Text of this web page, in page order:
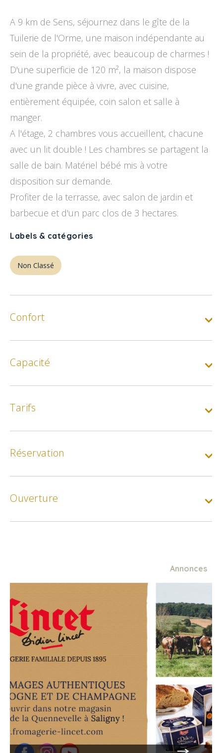
A 9 km de Sens, séjournez dans le gîte de la
Tuilerie de l'Orme, une maison indépendante au
sein de la propriété, avec beaucoup de charmes !
D'une superficie de 120 m², la maison dispose
d'une grande pièce à vivre, avec cuisine,
entièrement équipée, coin salon et salle à
manger.
A l'étage, 2 chambres vous accueillent, chacune
avec un lit double ! Les chambres se partagent la
salle de bain. Matériel bébé mis à votre
disposition sur demande.
Profiter de la terrasse, avec salon de jardin et
barbecue et d'un parc clos de 3 hectares.
Labels & catégories
Non Classé
Confort
Capacité
Tarifs
Week-end (meublé) :
Par semaine, pour 2 semaines et +
Min.
Tarif animaux
Min.
Réservation
Ouverture
Annonces